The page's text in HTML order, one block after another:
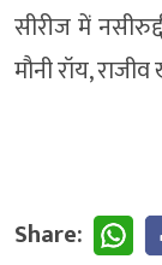
सीरीज में
मौनी रॉय,
Share: